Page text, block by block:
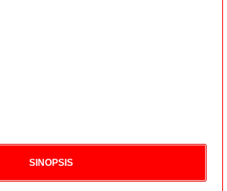
SINOPSIS